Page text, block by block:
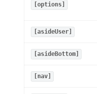
[options]
[asideUser]
[asideBottom]
[nav]